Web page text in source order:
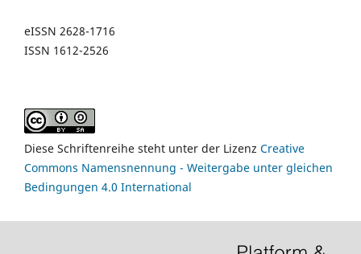
eISSN 2628-1716
ISSN 1612-2526
Diese Schriftenreihe steht unter der Lizenz Creative
Commons Namensnennung - Weitergabe unter gleichen
Bedingungen 4.0 International